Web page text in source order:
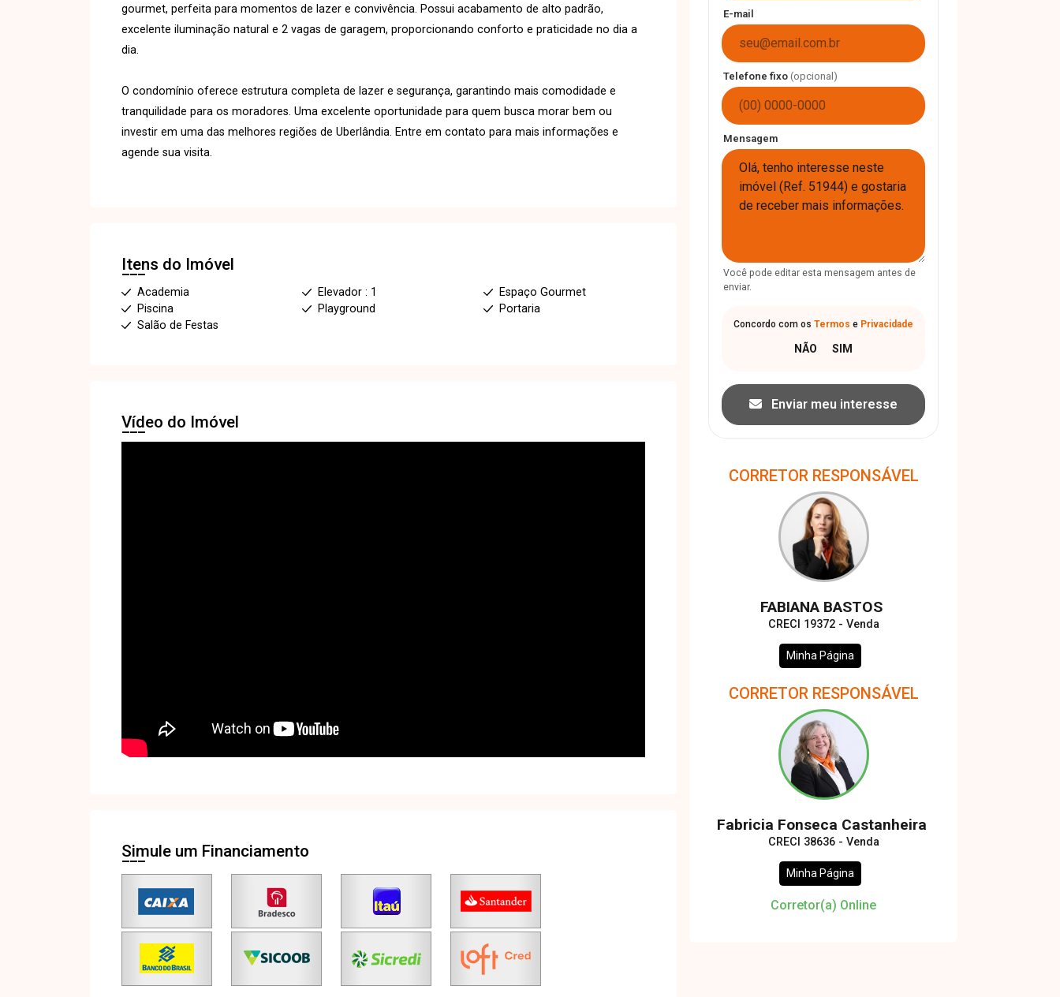
gourmet, perfeita para momentos de lazer e convivência. Possui acabamento de alto padrão,
excelente iluminação natural e 2 vagas de garagem, proporcionando conforto e praticidade no dia a
dia.
O condomínio oferece estrutura completa de lazer e segurança, garantindo mais comodidade e
tranquilidade para os moradores. Uma excelente oportunidade para quem busca morar bem ou
investir em uma das melhores regiões de Uberlândia. Entre em contato para mais informações e
agende sua visita.
Itens do Imóvel
Academia Elevador : 1
Espaço Gourmet
Piscina
Playground
Portaria
Salão de Festas
Vídeo do Imóvel
Simule um Financiamento
E-mail
Telefone fixo (opcional)
Mensagem
Você pode editar esta mensagem antes de
enviar.
Concordo com os Termos e Privacidade
Enviar meu interesse
CORRETOR RESPONSÁVEL
FABIANA BASTOS
CRECI 19372 - Venda
Minha Página
CORRETOR RESPONSÁVEL
Fabricia Fonseca Castanheira
CRECI 38636 - Venda
Minha Página
Corretor(a) Online